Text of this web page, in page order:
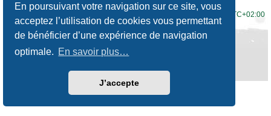
En poursuivant votre navigation sur ce site, vous
acceptez l’utilisation de cookies vous permettant
de bénéficier d’une expérience de navigation
optimale. En savoir plus…
J’accepte
UTC+02:00
Développé par phpBB® Forum Software © phpBB Limited
Traduction française officielle
Prosilver New Edition
Confidentialité|Conditions